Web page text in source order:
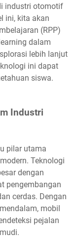
industri otomotif
ini, kita akan
(RPP)
dalam
lebih lanjut
ini dapat
siswa.
Industri
pilar utama
Teknologi
dengan
pengembangan
cerdas. Dengan
mobil
pejalan